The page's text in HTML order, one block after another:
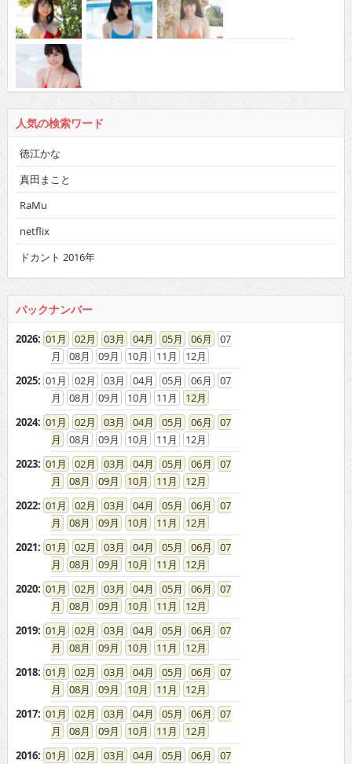
人気の検索ワード
徳江かな
真田まこと
RaMu
netflix
ドカント 2016年
バックナンバー
2026: 01 02 03 04 05 06
07
08
09 10 11
12
2025: 01 02 03 04 05 06
07
08
09 10 11
12
2024: 01 02 03 04 05 06
07
08
09 10 11
12
2023: 01 02 03 04 05 06
07
08
09 10 11
12
2022: 01 02 03 04 05 06
07
08
09 10 11
12
2021: 01 02 03 04 05 06
07
08
09 10 11
12
2020: 01 02 03 04 05 06
07
08
09 10 11
12
2019: 01 02 03 04 05 06
07
08
09 10 11
12
2018: 01 02 03 04 05 06
07
08
09 10 11
12
2017: 01 02 03 04 05 06
07
08
09 10 11
12
2016: 01 02 03 04 05 06
07